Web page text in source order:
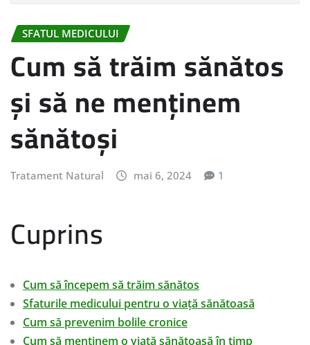
SFATUL MEDICULUI
Cum să trăim sănătos
și să ne menținem
sănătoși
Tratament Natural mai 6, 2024 1
Cuprins
Cum să începem să trăim sănătos
Sfaturile medicului pentru o viață sănătoasă
Cum să prevenim bolile cronice
Cum să menținem o viață sănătoasă în timp